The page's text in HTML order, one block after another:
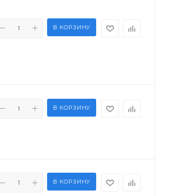
В КОРЗИНУ
В КОРЗИНУ
В КОРЗИНУ